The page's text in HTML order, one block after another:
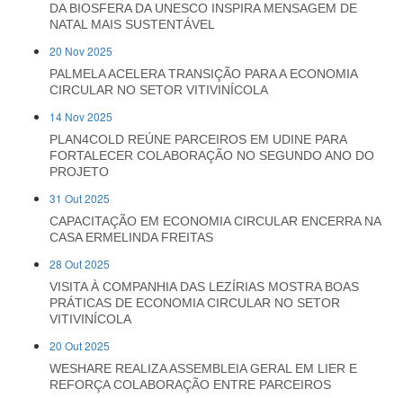
DA BIOSFERA DA UNESCO INSPIRA MENSAGEM DE
NATAL MAIS SUSTENTÁVEL
20 Nov 2025
PALMELA ACELERA TRANSIÇÃO PARA A ECONOMIA
CIRCULAR NO SETOR VITIVINÍCOLA
14 Nov 2025
PLAN4COLD REÚNE PARCEIROS EM UDINE PARA
FORTALECER COLABORAÇÃO NO SEGUNDO ANO DO
PROJETO
31 Out 2025
CAPACITAÇÃO EM ECONOMIA CIRCULAR ENCERRA NA
CASA ERMELINDA FREITAS
28 Out 2025
VISITA À COMPANHIA DAS LEZÍRIAS MOSTRA BOAS
PRÁTICAS DE ECONOMIA CIRCULAR NO SETOR
VITIVINÍCOLA
20 Out 2025
WESHARE REALIZA ASSEMBLEIA GERAL EM LIER E
REFORÇA COLABORAÇÃO ENTRE PARCEIROS